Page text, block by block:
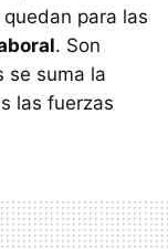
para las
. Son
se suma la
las fuerzas